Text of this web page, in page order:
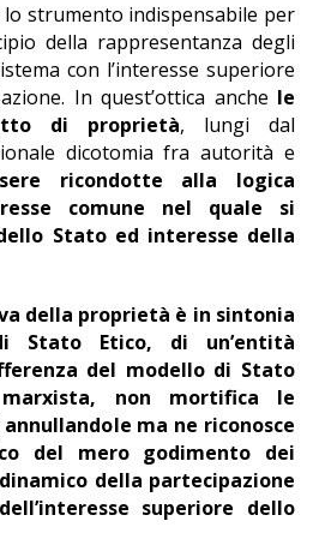
strumento indispensabile per
della rappresentanza degli
con l’interesse superiore
In quest’ottica anche le
di proprietà, lungi dal
dicotomia fra autorità e
ricondotte alla logica
comune nel quale si
Stato ed interesse della
della proprietà è in sintonia
Stato Etico, di un’entità
del modello di Stato
marxista, non mortifica le
ma ne riconosce
del mero godimento dei
della partecipazione
superiore dello